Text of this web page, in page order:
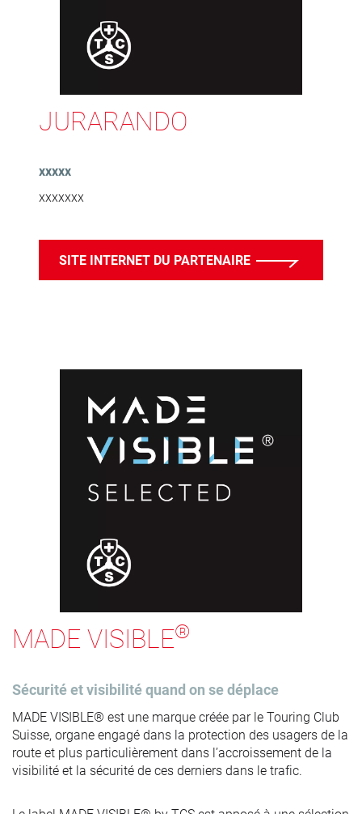
JURARANDO
xxxxx
xxxxxxx
SITE INTERNET DU PARTENAIRE
MADE VISIBLE®
Sécurité et visibilité quand on se déplace
MADE VISIBLE® est une marque créée par le Touring Club
Suisse, organe engagé dans la protection des usagers de la
route et plus particulièrement dans l’accroissement de la
visibilité et la sécurité de ces derniers dans le trafic.